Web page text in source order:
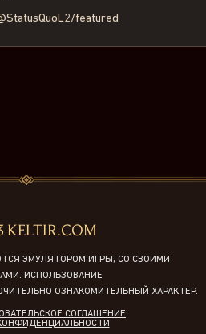
featured
KELTIR.COM
ЭМУЛЯТОРОМ ИГРЫ, СО СВОИМИ
ИСПОЛЬЗОВАНИЕ
ОЗНАКОМИТЕЛЬНЫЙ ХАРАКТЕР.
СОГЛАШЕНИЕ